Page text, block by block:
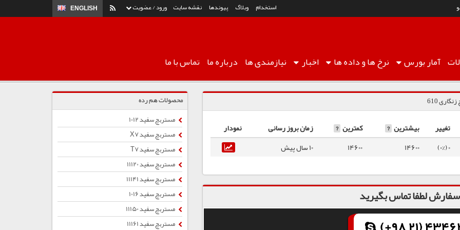
ورود / عضویت ENGLISH استخدام وبلاگ پیوندها نقشه سایت
آماربورس نرخ هاو داده ها اخبار نیازمندی ها درباره ما تماس با ما
610
تغییر بیشترین ? کمترین ? زمان بروز رسانی
نمودار
0 (0%)
14600
14600 10 سال پیش
لطفا تماس بگیرید
محصولات هم رده
مستربچ سفید 1012
مستربچ سفید X7
مستربچ سفید T7
مستربچ سفید 11120
مستربچ سفید 11141
مستربچ سفید 1016
مستربچ سفید 11150
مستربچ سفید 11161